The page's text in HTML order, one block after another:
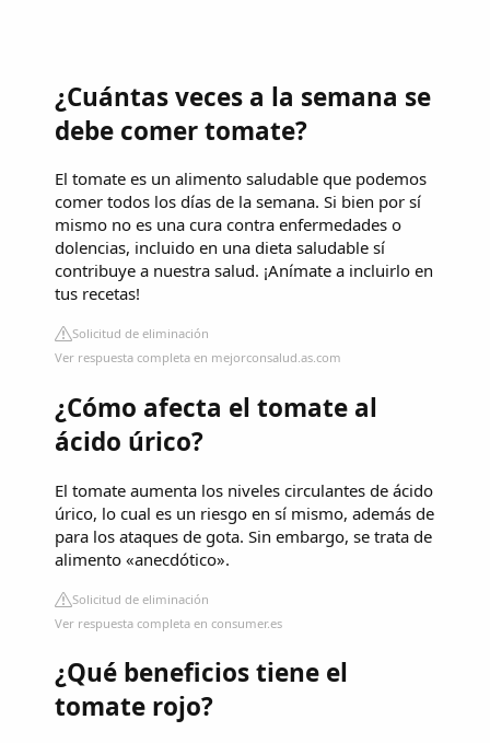
¿Cuántas veces a la semana se
debe comer tomate?
El tomate es un alimento saludable que podemos
comer todos los días de la semana. Si bien por sí
mismo no es una cura contra enfermedades o
dolencias, incluido en una dieta saludable sí
contribuye a nuestra salud. ¡Anímate a incluirlo en
tus recetas!
Solicitud de eliminación
Ver respuesta completa en mejorconsalud.as.com
¿Cómo afecta el tomate al
ácido úrico?
El tomate aumenta los niveles circulantes de ácido
úrico, lo cual es un riesgo en sí mismo, además de
para los ataques de gota. Sin embargo, se trata de
alimento «anecdótico».
Solicitud de eliminación
Ver respuesta completa en consumer.es
¿Qué beneficios tiene el
tomate rojo?